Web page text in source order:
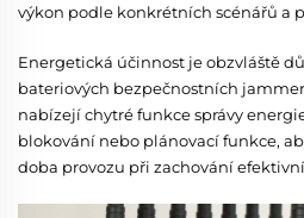
výkon podle konkrétních scénářů a
Energetická účinnost je obzvláště
bateriových bezpečnostních
nabízejí chytré funkce správy
blokování nebo plánovací funkce,
doba provozu při zachování